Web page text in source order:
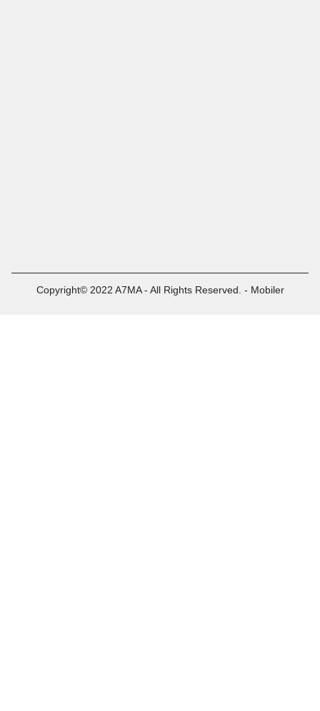
Copyright© 2022 A7MA - All Rights Reserved. - Mobiler